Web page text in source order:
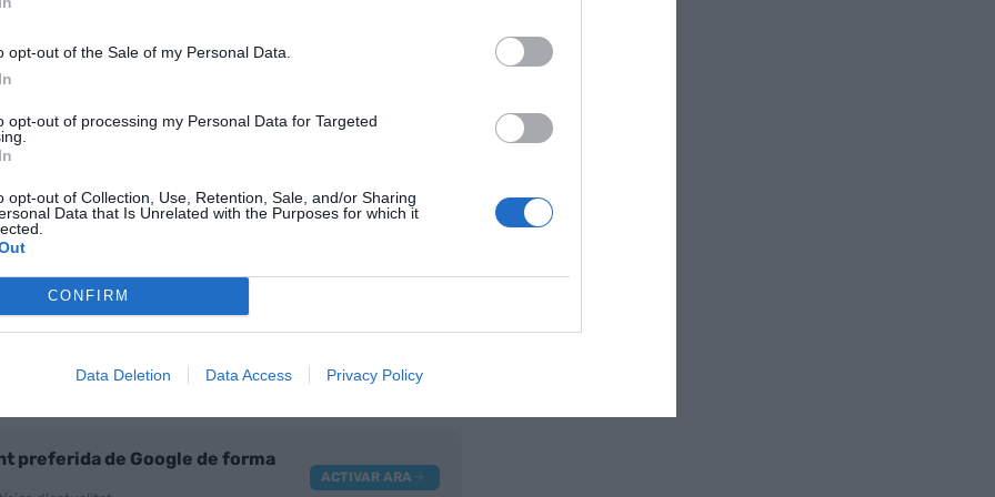
opt-out of the Sale of my Personal Data.
opt-out of processing my Personal Data for Targeted
opt-out of Collection, Use, Retention, Sale, and/or Sharing
Data that Is Unrelated with the Purposes for which it
CONFIRM
Data Deletion Data Access Privacy Policy
i matemàtics, especialistes en
i la comunicació-, a més de les relacionades
que tindran un major potencial de creixement,
de complementarietat amb la robotització,
l'educació
ADEI constata també que es requereix un
les competènciesque han de reunir els
del sistema formatiu per tal d'
enginyeria i matemàtiques).
preferida de Google de forma
ACTIVAR ARA